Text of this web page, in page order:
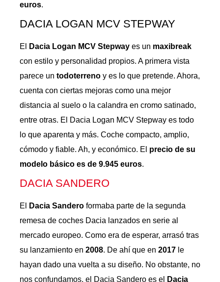
euros.
DACIA LOGAN MCV STEPWAY
El Dacia Logan MCV Stepway es un maxibreak
con estilo y personalidad propios. A primera vista
parece un todoterreno y es lo que pretende. Ahora,
cuenta con ciertas mejoras como una mejor
distancia al suelo o la calandra en cromo satinado,
entre otras. El Dacia Logan MCV Stepway es todo
lo que aparenta y más. Coche compacto, amplio,
cómodo y fiable. Ah, y económico. El precio de su
modelo básico es de 9.945 euros.
DACIA SANDERO
El Dacia Sandero formaba parte de la segunda
remesa de coches Dacia lanzados en serie al
mercado europeo. Como era de esperar, arrasó tras
su lanzamiento en 2008. De ahí que en 2017 le
hayan dado una vuelta a su diseño. No obstante, no
nos confundamos, el Dacia Sandero es el
Dacia